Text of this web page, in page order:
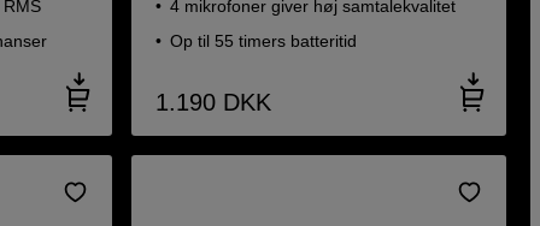
4 mikrofoner giver høj samtalekvalitet
Op til 55 timers batteritid
1.190 DKK